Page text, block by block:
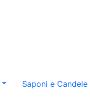
Saponi e Candele